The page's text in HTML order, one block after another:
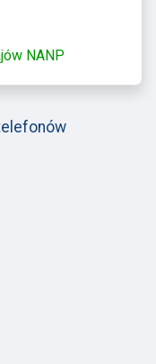
NANP